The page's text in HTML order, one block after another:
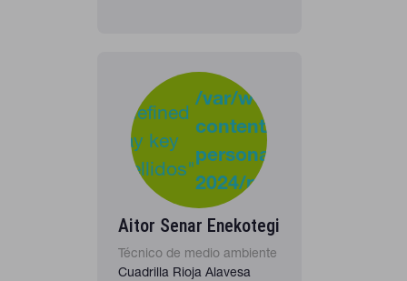
Undefined
array key
"apellidos"
/var/www/clients/
content/plugins/
personas-
2024/
Aitor Senar Enekotegi
Técnico de medio ambiente
Cuadrilla Rioja Alavesa